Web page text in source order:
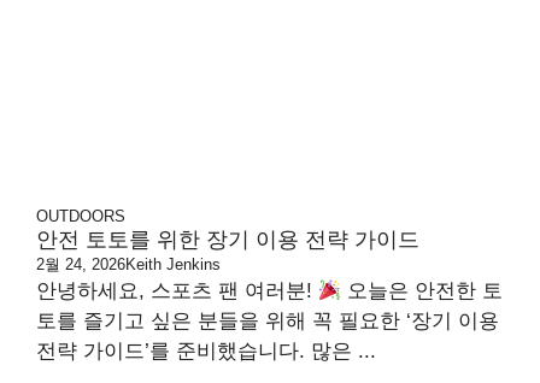
OUTDOORS
안전 토토를 위한 장기 이용 전략 가이드
2월 24, 2026Keith Jenkins
안녕하세요, 스포츠 팬 여러분!
오늘은 안전한 토
토를 즐기고 싶은 분들을 위해 꼭 필요한 ‘장기 이용
전략 가이드’를 준비했습니다. 많은 ...